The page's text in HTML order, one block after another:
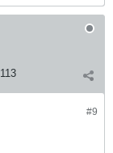
113
#9